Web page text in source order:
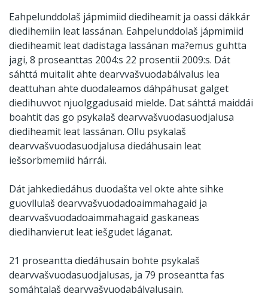
Eahpelunddolaš jápmimiid diediheamit ja oassi dákkár
diedihemiin leat lassánan. Eahpelunddolaš jápmimiid
diediheamit leat dadistaga lassánan ma?emus guhtta
jagi, 8 proseanttas 2004:s 22 prosentii 2009:s. Dát
sáhttá muitalit ahte dearvvašvuodabálvalus lea
deattuhan ahte duodaleamos dáhpáhusat galget
diedihuvvot njuolggadusaid mielde. Dat sáhttá maiddái
boahtit das go psykalaš dearvvašvuodasuodjalusa
diediheamit leat lassánan. Ollu psykalaš
dearvvašvuodasuodjalusa diedáhusain leat
iešsorbmemiid hárrái.
Dát jahkediedáhus duodašta vel okte ahte sihke
guovllulaš dearvvašvuodadoaimmahagaid ja
dearvvašvuodadoaimmahagaid gaskaneas
diedihanvierut leat iešgudet láganat.
21 proseantta diedáhusain bohte psykalaš
dearvvašvuodasuodjalusas, ja 79 proseantta fas
somáhtalaš dearvvašvuodabálvalusain.